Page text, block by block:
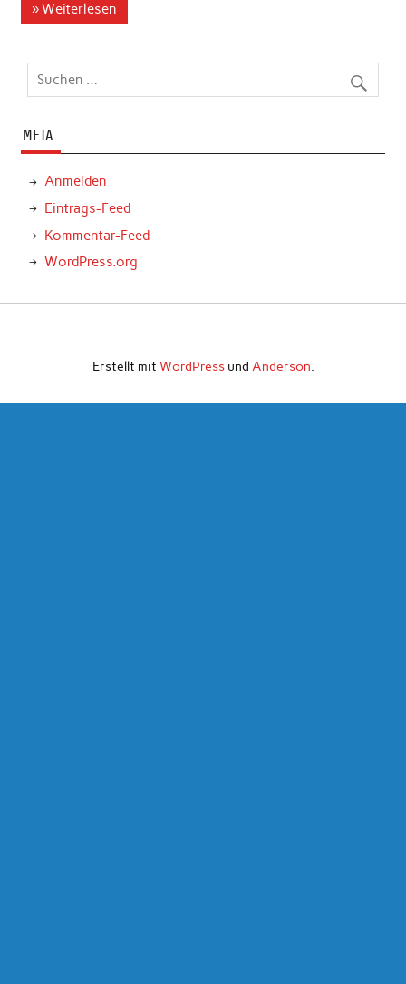
» Weiterlesen
META
Anmelden
Eintrags-Feed
Kommentar-Feed
WordPress.org
Erstellt mit WordPressund Anderson